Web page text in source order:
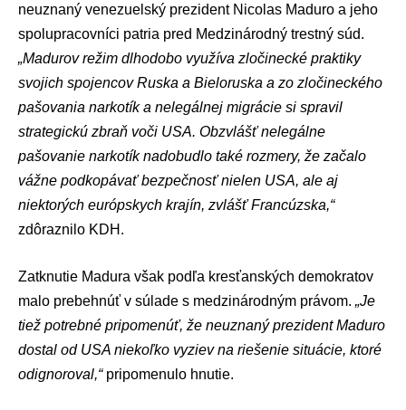
neuznaný venezuelský prezident Nicolas Maduro a jeho
spolupracovníci patria pred Medzinárodný trestný súd.
„Madurov režim dlhodobo využíva zločinecké praktiky
svojich spojencov Ruska a Bieloruska a zo zločineckého
pašovania narkotík a nelegálnej migrácie si spravil
strategickú zbraň voči USA. Obzvlášť nelegálne
pašovanie narkotík nadobudlo také rozmery, že začalo
vážne podkopávať bezpečnosť nielen USA, ale aj
niektorých európskych krajín, zvlášť Francúzska,“
zdôraznilo KDH.
Zatknutie Madura však podľa kresťanských demokratov
malo prebehnúť v súlade s medzinárodným právom. „Je
tiež potrebné pripomenúť, že neuznaný prezident Maduro
dostal od USA niekoľko vyziev na riešenie situácie, ktoré
odignoroval,“pripomenulo hnutie.